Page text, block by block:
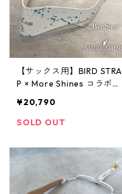
【サックス用】BIRD STRA
P × More Shines コラボモ
¥20,790
SOLD OUT